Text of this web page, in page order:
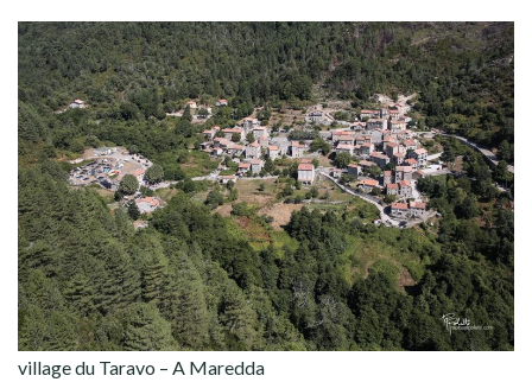
village du Taravo – A Maredda